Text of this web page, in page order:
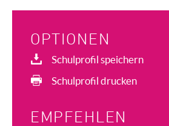
OPTIONEN
Schulprofil speichern
Schulprofil drucken
EMPFEHLEN